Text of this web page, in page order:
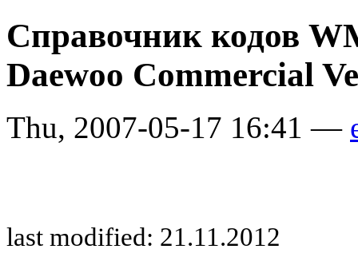
Справочник кодов
Daewoo Commercial
Thu, 2007-05-17 16:41 —
last modified: 21.11.2012